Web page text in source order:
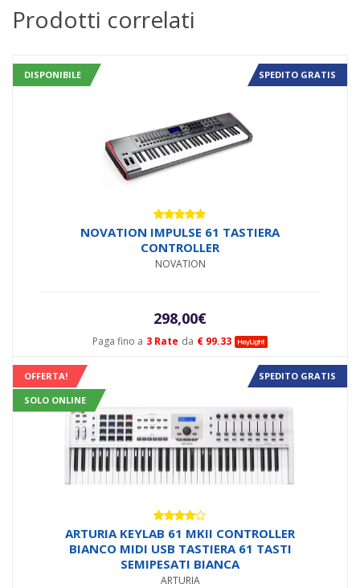
Prodotti correlati
DISPONIBILE SPEDITO GRATIS
Paga fino a 3 Rate da € 99.33
Valutato
4.80su 5
NOVATION IMPULSE 61 TASTIERA
CONTROLLER
NOVATION
298,00€
OFFERTA!
SOLO ONLINE
SPEDITO GRATIS
Valutato
4.00 su
5
ARTURIA KEYLAB 61 MKII CONTROLLER
BIANCO MIDI USB TASTIERA 61 TASTI
SEMIPESATI BIANCA
ARTURIA